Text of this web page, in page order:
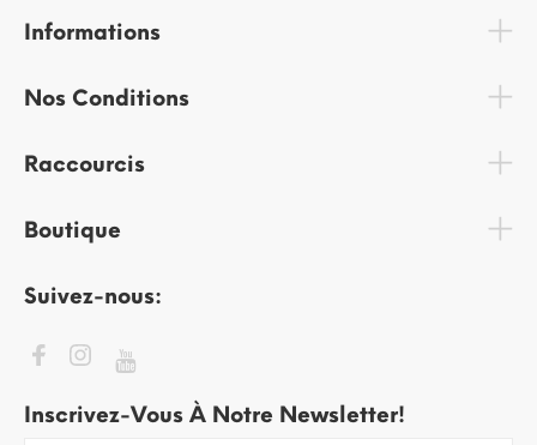
Informations
Nos Conditions
Raccourcis
Boutique
Suivez-nous:
Inscrivez-Vous À Notre Newsletter!